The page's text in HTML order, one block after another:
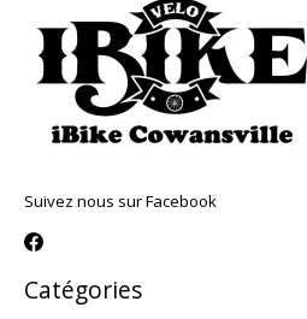
Suivez nous sur Facebook
Catégories